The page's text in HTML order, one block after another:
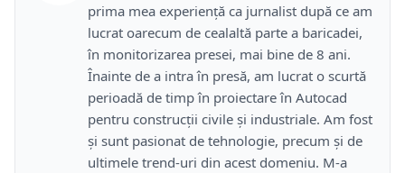
prima mea experiență ca jurnalist după ce am
lucrat oarecum de cealaltă parte a baricadei,
în monitorizarea presei, mai bine de 8 ani.
Înainte de a intra în presă, am lucrat o scurtă
perioadă de timp în proiectare în Autocad
pentru construcții civile și industriale. Am fost
și sunt pasionat de tehnologie, precum și de
ultimele trend-uri din acest domeniu. M-a